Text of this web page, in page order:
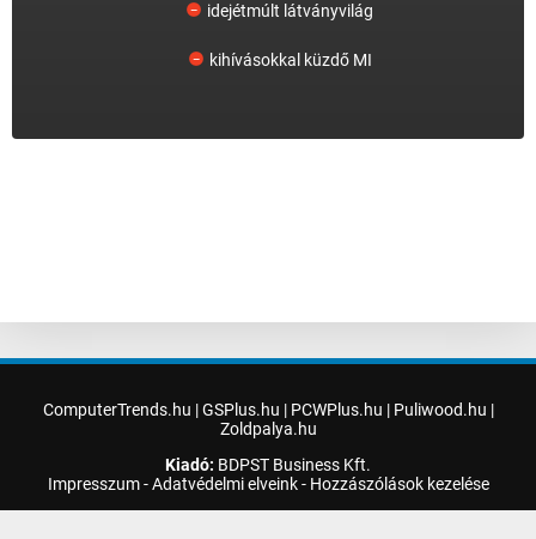
idejétmúlt látványvilág
kihívásokkal küzdő MI
ComputerTrends.hu |GSPlus.hu | PCWPlus.hu | Puliwood.hu |
Zoldpalya.hu
Kiadó: BDPST Business Kft.
Impresszum-Adatvédelmi elveink- Hozzászólások kezelése